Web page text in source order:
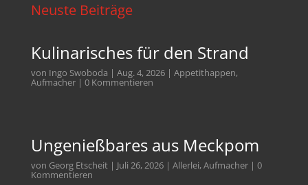
Neuste Beiträge
Kulinarisches für den Strand
von Ingo Swoboda | Aug. 4, 2026| Appetithappen,
Aufmacher| 0 Kommentieren
Ungenießbares aus Meckpom
von Georg Etscheit| Juli 26, 2026| Allerlei,Aufmacher| 0
Kommentieren